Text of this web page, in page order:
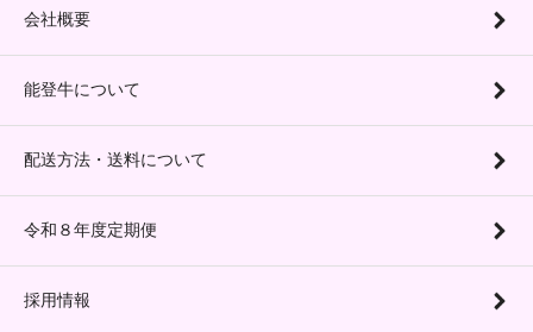
会社概要
能登牛について
配送方法・送料について
令和８年度定期便
採用情報